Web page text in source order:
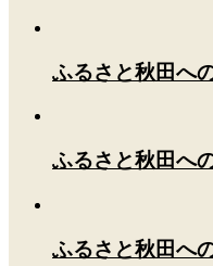
ふるさと秋田へ
ふるさと秋田へ
ふるさと秋田へ